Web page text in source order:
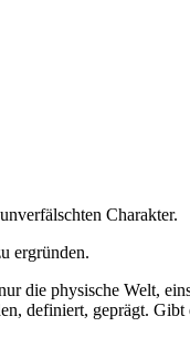
Charakter.
ergründen.
die physische Welt,
definiert, geprägt.